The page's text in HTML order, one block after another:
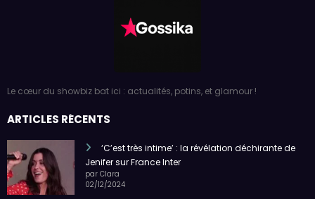
Le cœur du showbiz bat ici : actualités, potins, et glamour !
ARTICLES RÉCENTS
‘C’est très intime’ : la révélation déchirante de
Jenifer sur France Inter
par Clara
02/12/2024